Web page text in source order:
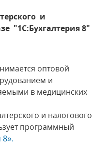
и
"1С:Бухгалтерия 8"
оптовой
и
в медицинских
и налогового
программный
8».